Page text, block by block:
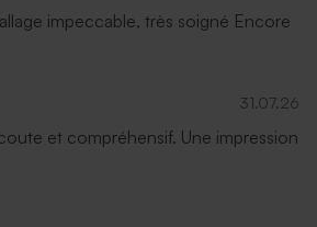
impeccable, très soigné Encore
31.07.26
et compréhensif. Une impression